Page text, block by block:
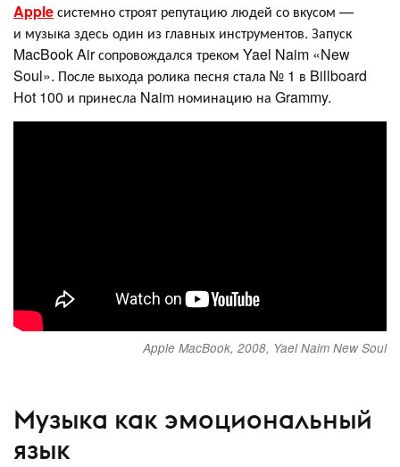
Appleсистемно строят репутацию людей со вкусом —
и музыка здесь один из главных инструментов. Запуск
MacBook Air сопровождался треком Yael Naim «New
Soul». После выхода ролика песня стала № 1 в Billboard
Hot 100 и принесла Naim номинацию на Grammy.
Apple MacBook, 2008, Yael Naim New Soul
Музыка как эмоциональный
язык